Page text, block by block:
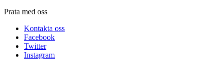
Prata med oss
Kontakta oss
Facebook
Twitter
Instagram